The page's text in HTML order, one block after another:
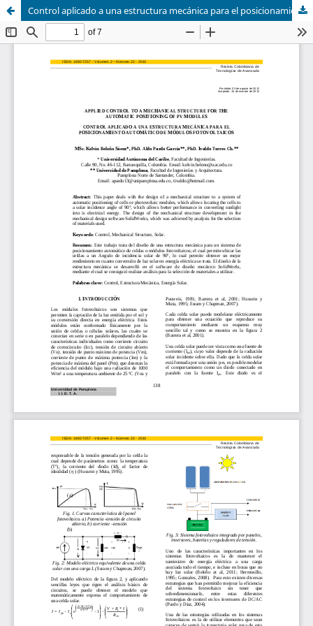
Control aplicado a una estructura mecánica para el posicionamiento automático de módulos fotovoltaicos